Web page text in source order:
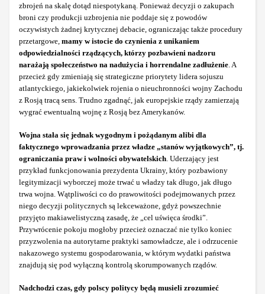
zbrojeń na skalę dotąd niespotykaną. Ponieważ decyzji o zakupach
broni czy produkcji uzbrojenia nie poddaje się z powodów
oczywistych żadnej krytycznej debacie, ograniczając także procedury
przetargowe, mamy w istocie do czynienia z unikaniem
odpowiedzialności rządzących, którzy pozbawieni nadzoru
narażają społeczeństwo na nadużycia i horrendalne zadłużenie . A
przecież gdy zmieniają się strategiczne priorytety lidera sojuszu
atlantyckiego, jakiekolwiek rojenia o nieuchronności wojny Zachodu
z Rosją tracą sens. Trudno zgadnąć, jak europejskie rządy zamierzają
wygrać ewentualną wojnę z Rosją bez Amerykanów.
Wojna stała się jednak wygodnym i pożądanym alibi dla
faktycznego wprowadzania przez władze „stanów wyjątkowych”, tj.
ograniczania praw i wolności obywatelskich . Uderzający jest
przykład funkcjonowania prezydenta Ukrainy, który pozbawiony
legitymizacji wyborczej może trwać u władzy tak długo, jak długo
trwa wojna. Wątpliwości co do prawowitości podejmowanych przez
niego decyzji politycznych są lekceważone, gdyż powszechnie
przyjęto makiawelistyczną zasadę, że „cel uświęca środki”.
Przywrócenie pokoju mogłoby przecież oznaczać nie tylko koniec
przyzwolenia na autorytarne praktyki samowładcze, ale i odrzucenie
nakazowego systemu gospodarowania, w którym wydatki państwa
znajdują się pod wyłączną kontrolą skorumpowanych rządów.
Nadchodzi czas, gdy polscy politycy będą musieli zrozumieć